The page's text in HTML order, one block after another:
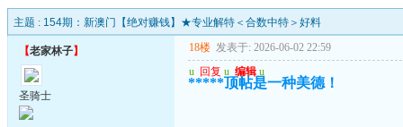
主题 : 154期：新澳门【绝对赚钱】★专业解特＜合数中特＞好料
【老家林子】
圣骑士
18楼 发表于: 2026-06-02 22:59
u 回复 u 编辑 u
*****顶帖是一种美德！